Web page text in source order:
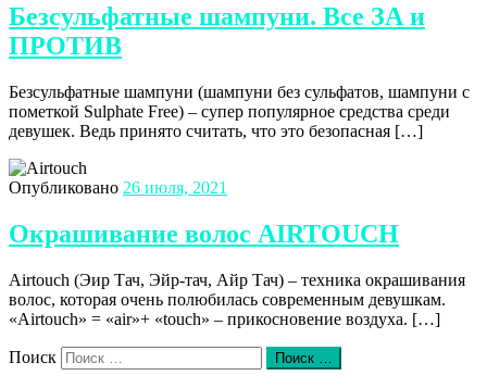
Безсульфатные шампуни. Все ЗА и
ПРОТИВ
Безсульфатные шампуни (шампуни без сульфатов, шампуни с
пометкой Sulphate Free) – супер популярное средства среди
девушек. Ведь принято считать, что это безопасная […]
Опубликовано 26 июля, 2021
Окрашивание волос AIRTOUCH
Airtouch (Эир Тач, Эйр-тач, Айр Тач) – техника окрашивания
волос, которая очень полюбилась современным девушкам.
«Airtouch» = «air»+ «touch» – прикосновение воздуха. […]
Поиск Поиск …